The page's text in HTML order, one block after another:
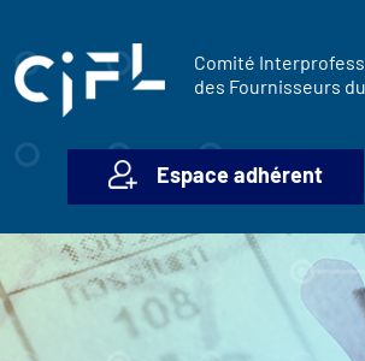
Comité
des Fournisseurs
Espace adhérent